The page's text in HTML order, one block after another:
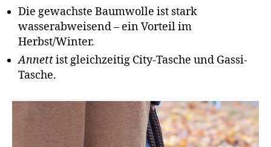
Die gewachste Baumwolle ist stark
wasserabweisend – ein Vorteil im
Herbst/Winter.
Annettist gleichzeitig City-Tasche und Gassi-
Tasche.